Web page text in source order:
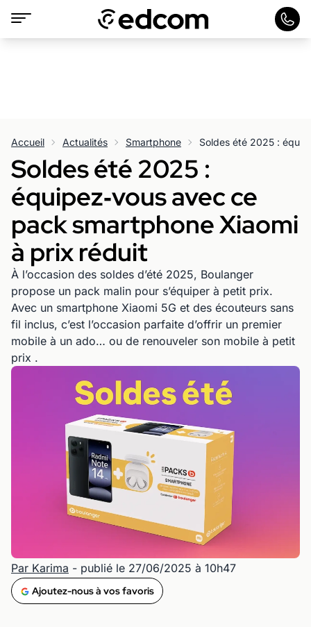
Accueil Actualités Smartphone
Soldes été 2025 :
équipez‑vous avec ce
pack smartphone Xiaomi
à prix réduit
À l’occasion des soldes d’été 2025, Boulanger
propose un pack malin pour s’équiper à petit prix.
Avec un smartphone Xiaomi 5G et des écouteurs sans
fil inclus, c’est l’occasion parfaite d’offrir un premier
mobile à un ado… ou de renouveler son mobile à petit
prix .
Par Karima - publié le 27/06/2025 à 10h47
Ajoutez-nous à vos favoris